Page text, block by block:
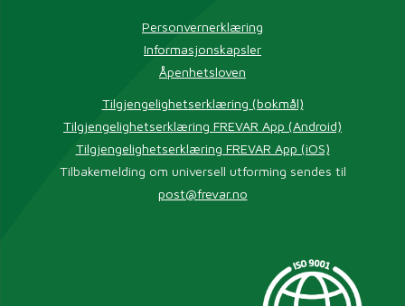
Personvernerklæring
Informasjonskapsler
Åpenhetsloven
Tilgjengelighetserklæring (bokmål)
Tilgjengelighetserklæring FREVAR App (Android)
Tilgjengelighetserklæring FREVAR App (iOS)
Tilbakemelding om universell utforming sendes til
post@frevar.no